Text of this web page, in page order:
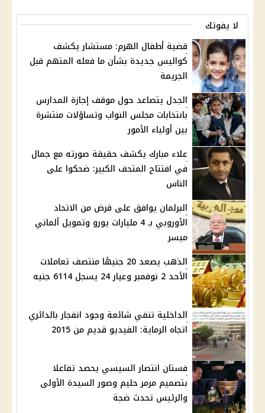
لا يفوتك
قضية أطفال الهرم: مستشار يكشف
كواليس جديدة بشأن ما فعله المتهم قبل
الجريمة
الجدل يتصاعد حول موقف إجازة المدارس
بانتخابات مجلس النواب وتساؤلات منتشرة
بين أولياء الأمور
علاء مبارك يكشف حقيقة صورته مع جمال
في افتتاح المتحف الكبير: ضحكوا على
الناس
البرلمان يوافق على قرض من الاتحاد
الأوروبي بـ 4 مليارات يورو وتمويل ألماني
ميسر
الذهب يصعد 20 جنيهًا منتصف تعاملات
الأحد 2 نوفمبر وعيار 24 يسجل 6114 جنيه
الداخلية تنفي شائعة وجود انفجار بالدائري
اتجاه الرماية: الفيديو قديم من 2015
فستان انتصار السيسي يحصد تفاعلا
بتصميم مرمر حليم وصور السيدة الأولى
والرئيس تحدث ضجة